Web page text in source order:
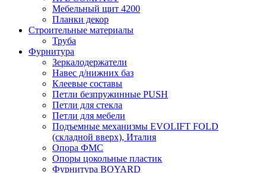
Мебельный щит 4200
Планки декор
Строительные материалы
Труба
Фурнитура
Зеркалодержатели
Навес д/нижних баз
Клеевые составы
Петли безпружинные PUSH
Петли для стекла
Петли для мебели
Подъемные механизмы EVOLIFT FOLD
(складной вверх), Италия
Опора ФМС
Опоры цокольные пластик
Фурнитура BOYARD